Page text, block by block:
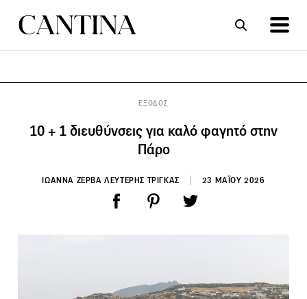
ΕΞΟΔΟΣ
10 + 1 διευθύνσεις για καλό φαγητό στην
Πάρο
ΙΩΑΝΝΑ ΖΕΡΒΑ ΛΕΥΤΕΡΗΣ ΤΡΙΓΚΑΣ 23 ΜΑΪΟΥ 2026